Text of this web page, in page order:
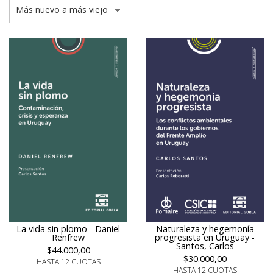
La vida sin plomo - Daniel
Renfrew
$44.000,00
HASTA 12 CUOTAS
Naturaleza y hegemonía
progresista en Uruguay -
Santos, Carlos
$30.000,00
HASTA 12 CUOTAS